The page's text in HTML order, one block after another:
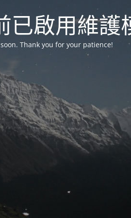
已啟用維護
Thank you for your patience!